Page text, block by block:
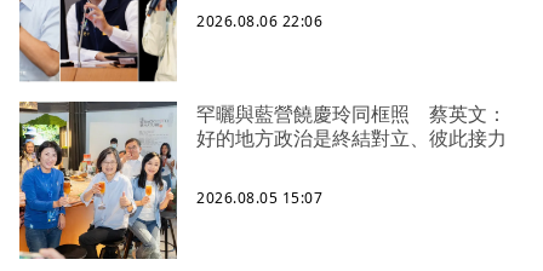
2026.08.06 22:06
罕曬與藍營饒慶玲同框照 蔡英文：
好的地方政治是終結對立、彼此接力
2026.08.05 15:07